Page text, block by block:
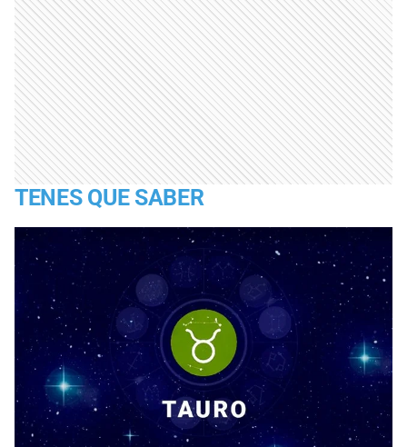
TENES QUE SABER